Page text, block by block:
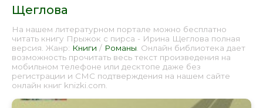
Щеглова
На нашем литературном портале можно бесплатно
читать книгу Прыжок с пирса - Ирина Щеглова полная
версия. Жанр: Книги / Романы . Онлайн библиотека дает
возможность прочитать весь текст произведения на
мобильном телефоне или десктопе даже без
регистрации и СМС подтверждения на нашем сайте
онлайн книг knizki.com.